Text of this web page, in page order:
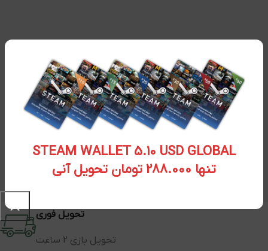
STEAM WALLET 5.10 USD GLOBAL
تنها 288.000 تومان تحویل آنی
تحویل فوری
تحویل بازی 2 ساعت